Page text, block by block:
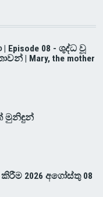
Episode 08 - ශුද්ධ වූ
| Mary, the mother
මුනිඳුන්
2026 අගෝස්තු 08